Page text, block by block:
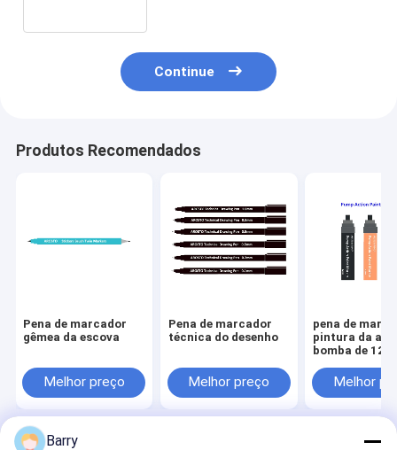
Continue
Produtos Recomendados
Pena de marcador
gêmea da escova
Melhor preço
Pena de marcador
técnica do desenho
Melhor preço
pena de
pintura da
bomba de
Melhor
Barry